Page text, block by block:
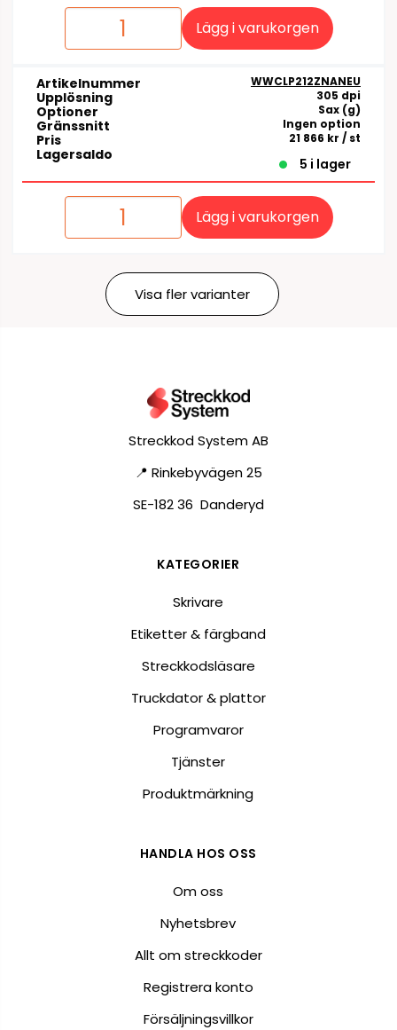
Lägg i varukorgen
Artikelnummer WWCLP212ZNANEU
Upplösning 305 dpi
Optioner Sax (g)
Gränssnitt Ingen option
Pris 21 866 kr / st
Lagersaldo
5 i lager
Lägg i varukorgen
Visa fler varianter
Streckkod System AB
📍 Rinkebyvägen 25
SE-182 36 Danderyd
KATEGORIER
Skrivare
Etiketter & färgband
Streckkodsläsare
Truckdator & plattor
Programvaror
Tjänster
Produktmärkning
HANDLA HOS OSS
Om oss
Nyhetsbrev
Allt om streckkoder
Registrera konto
Försäljningsvillkor